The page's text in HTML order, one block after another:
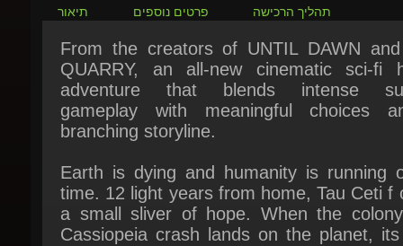
From the creators of UNTIL DAWN and
adventure that blends intense
gameplay with meaningful choices
branching storyline.
Earth is dying and humanity is running
a small sliver of hope. When the colony
Cassiopeia crash lands on the planet, its
soon realize they are far from being alone.